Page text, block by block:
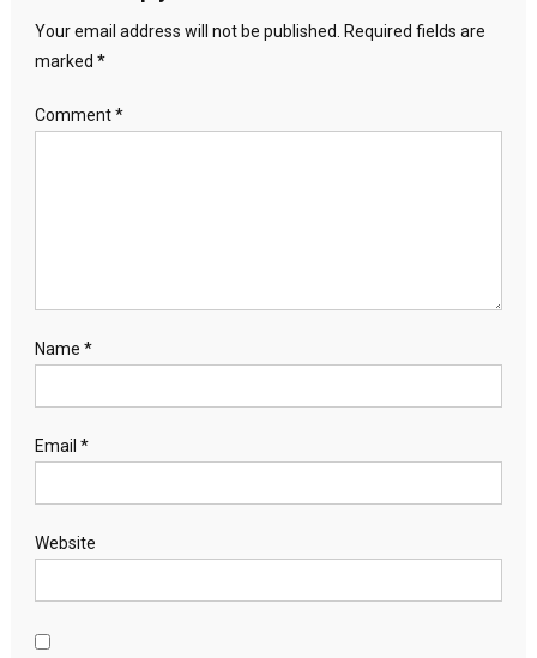
Your email address will not be published.
Required fields are
marked *
Comment*
Name *
Email *
Website